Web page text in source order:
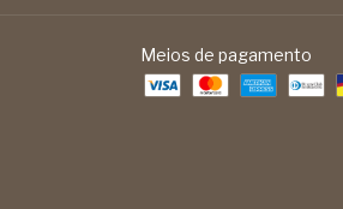
Meios de pagamento